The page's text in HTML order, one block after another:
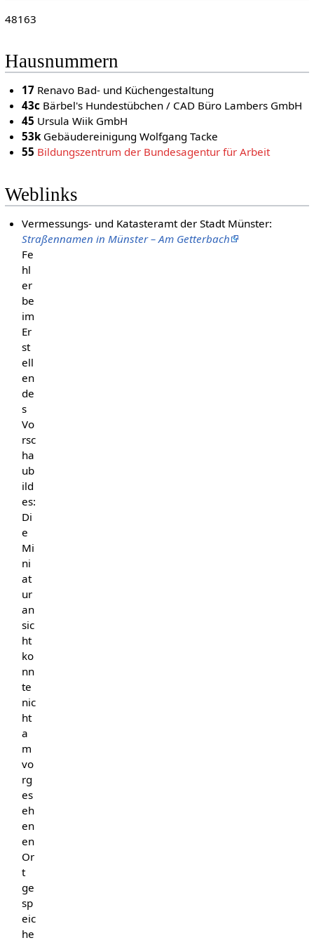
48163
Hausnummern
17 Renavo Bad- und Küchengestaltung
43c Bärbel's Hundestübchen / CAD Büro Lambers GmbH
45 Ursula Wiik GmbH
53kGebäudereinigung Wolfgang Tacke
55 Bildungszentrum der Bundesagentur für Arbeit
Weblinks
Vermessungs- und Katasteramt der Stadt Münster:
Straßennamen in Münster – Am Getterbach
Fe
hl
er
be
im
Er
st
ell
en
de
s
Vo
rsc
ha
ub
ild
es:
Di
e
Mi
ni
at
ur
an
sic
ht
ko
nn
te
nic
ht
a
m
vo
rg
es
eh
en
en
Or
t
ge
sp
eic
he